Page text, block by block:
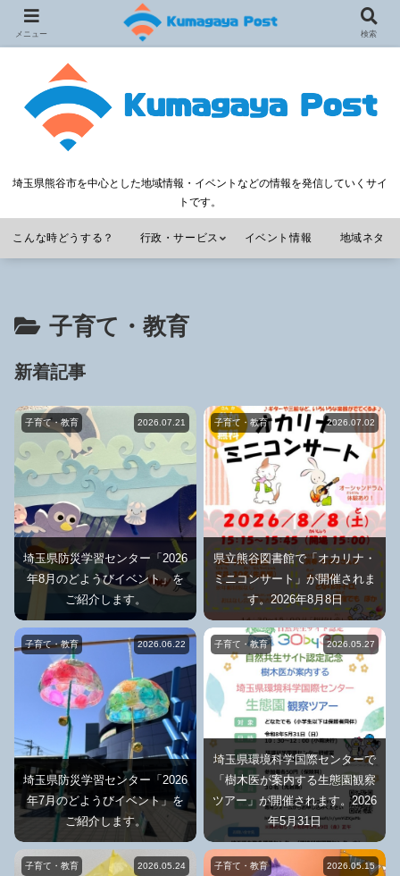
埼玉県熊谷市を中心とした地域情報・イベントなどの情報を発信していくサイ
トです。
こんな時どうする？ 行政・サービス イベント情報 地域ネタ
子育て・教育
新着記事
子育て・教育 2026.07.21
埼玉県防災学習センター「2026
年8月のどようびイベント」を
ご紹介します。
子育て・教育 2026.07.02
県立熊谷図書館で「オカリナ・
ミニコンサート」が開催されま
す。2026年8月8日
子育て・教育 2026.06.22
埼玉県防災学習センター「2026
年7月のどようびイベント」を
ご紹介します。
子育て・教育 2026.05.27
埼玉県環境科学国際センターで
「樹木医が案内する生態園観察
ツアー」が開催されます。2026
年5月31日
子育て・教育 2026.05.24 子育て・教育 2026.05.15
メニュー 検索